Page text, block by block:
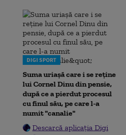
DIGI SPORT
Suma uriașă care i se reține
lui Cornel Dinu din pensie,
după ce a pierdut procesul
cu finul său, pe care l-a
numit "canalie"
Descarcă aplicația Digi